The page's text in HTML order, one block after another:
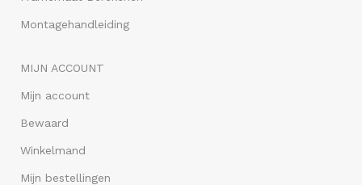
Montagehandleiding
MIJN ACCOUNT
Mijn account
Bewaard
Winkelmand
Mijn bestellingen